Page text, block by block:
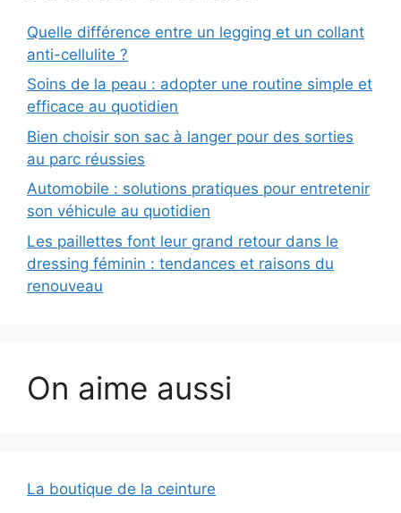
Quelle différence entre un legging et un collant
anti-cellulite ?
Soins de la peau : adopter une routine simple et
efficace au quotidien
Bien choisir son sac à langer pour des sorties
au parc réussies
Automobile : solutions pratiques pour entretenir
son véhicule au quotidien
Les paillettes font leur grand retour dans le
dressing féminin : tendances et raisons du
renouveau
On aime aussi
La boutique de la ceinture